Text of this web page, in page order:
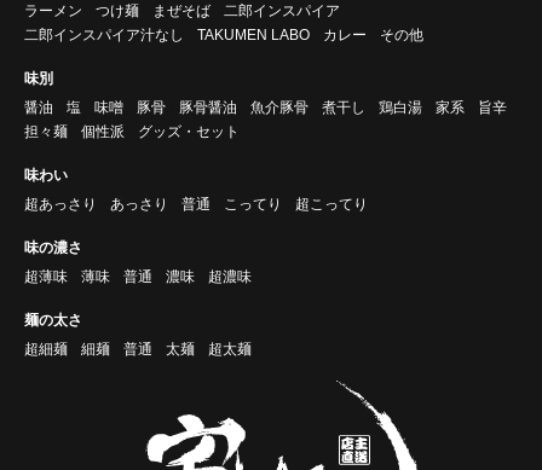
ラーメン
つけ麺 まぜそば
二郎インスパイア
二郎インスパイア汁なし
TAKUMEN LABO カレー その他
味別
醤油
塩 味噌 豚骨 豚骨醤油 魚介豚骨 煮干し 鶏白湯 家系
旨辛
担々麺
個性派 グッズ・セット
味わい
超あっさり
あっさり 普通 こってり 超こってり
味の濃さ
超薄味
薄味 普通 濃味 超濃味
麺の太さ
超細麺
細麺 普通 太麺 超太麺